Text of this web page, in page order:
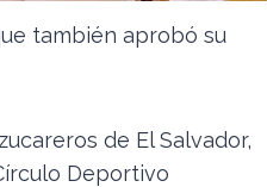
también aprobó su
de El Salvador,
Deportivo